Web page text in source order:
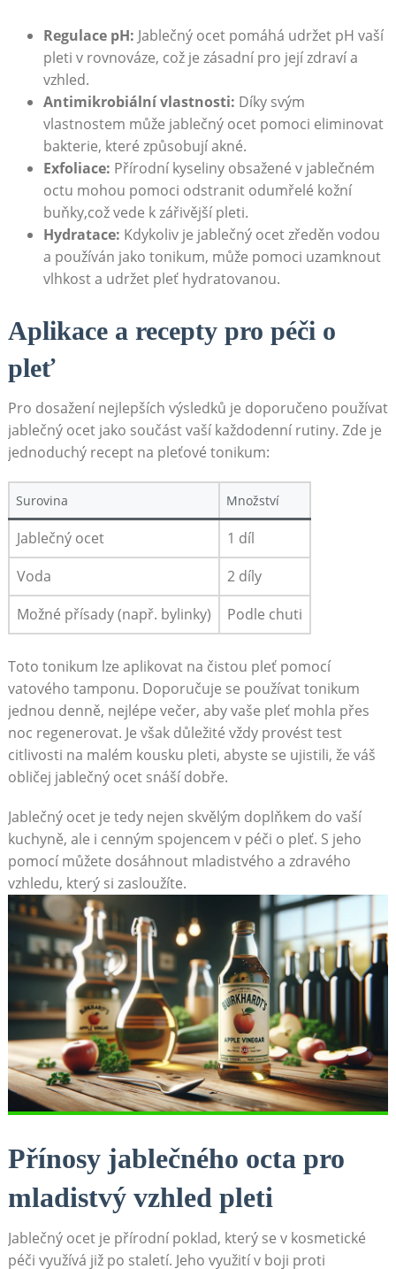
Regulace pH: Jablečný ocet pomáhá udržet pH vaší
pleti v rovnováze, což je zásadní pro její zdraví a
vzhled.
Antimikrobiální vlastnosti: Díky svým
vlastnostem může jablečný ocet pomoci eliminovat
bakterie, které způsobují akné.
Exfoliace: Přírodní kyseliny obsažené v jablečném
octu mohou pomoci odstranit odumřelé kožní
buňky,což vede k zářivější pleti.
Hydratace: Kdykoliv je jablečný ocet zředěn vodou
a používán jako tonikum, může pomoci uzamknout
vlhkost a udržet pleť hydratovanou.
Aplikace a recepty pro péči o
pleť
Pro dosažení nejlepších výsledků je doporučeno používat
jablečný ocet jako součást vaší každodenní rutiny. Zde je
jednoduchý recept na pleťové tonikum:
Surovina Množství
Jablečný ocet
1 díl
Voda
2 díly
Možné přísady (např. bylinky)
Podle chuti
Toto tonikum lze aplikovat na čistou pleť pomocí
vatového tamponu. Doporučuje se používat tonikum
jednou denně, nejlépe večer, aby vaše pleť mohla přes
noc regenerovat. Je však důležité vždy provést test
citlivosti na malém kousku pleti, abyste se ujistili, že váš
obličej jablečný ocet snáší dobře.
Jablečný ocet je tedy nejen skvělým doplňkem do vaší
kuchyně, ale i cenným spojencem v péči o pleť. S jeho
pomocí můžete dosáhnout mladistvého a zdravého
vzhledu, který si zasloužíte.
Přínosy jablečného octa pro
mladistvý vzhled pleti
Jablečný ocet je přírodní poklad, který se v kosmetické
péči využívá již po staletí. Jeho využití v boji proti